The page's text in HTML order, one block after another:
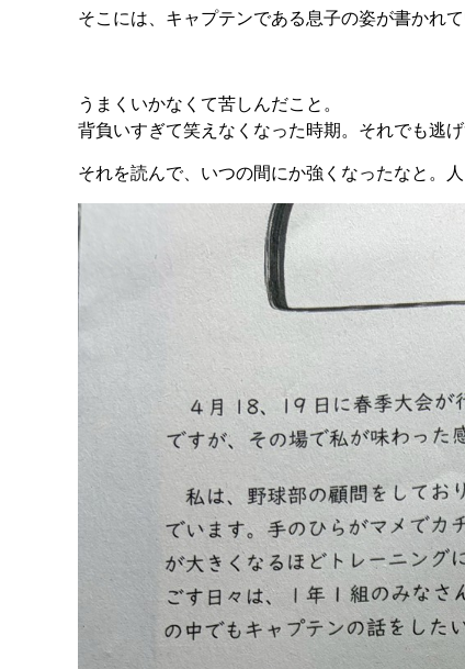
そこには、キャプテンである息子の姿が書かれて
うまくいかなくて苦しんだこと。
背負いすぎて笑えなくなった時期。それでも逃
それを読んで、いつの間にか強くなったなと。人